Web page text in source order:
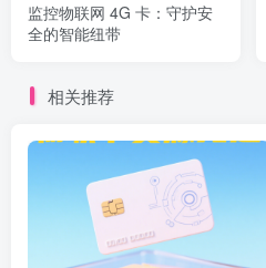
监控物联网 4G 卡：守护安
全的智能纽带
相关推荐